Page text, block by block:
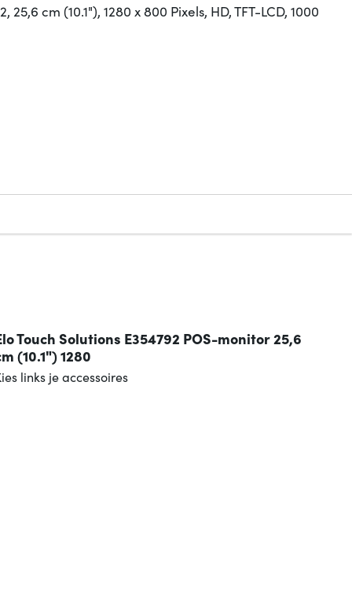
25,6 cm (10.1"), 1280 x 800 Pixels, HD, TFT-LCD, 1000
Touch Solutions E354792 POS-monitor 25,6
(10.1") 1280
links je accessoires